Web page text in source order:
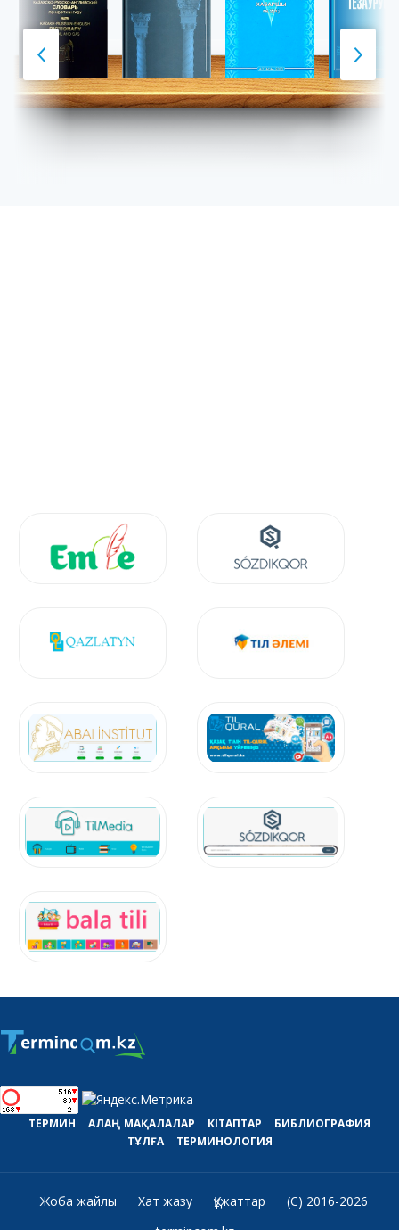
ТЕРМИН АЛАҢ МАҚАЛАЛАР КІТАПТАР
БИБЛИОГРАФИЯ
ТҰЛҒА
ТЕРМИНОЛОГИЯ
Жоба жайлы Хат жазу Құжаттар
(C) 2016-2026